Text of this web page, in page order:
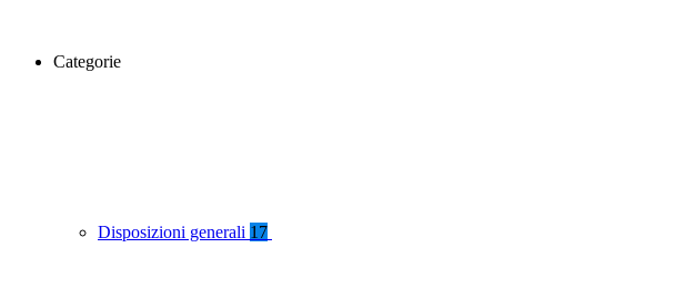
Categorie
Disposizioni generali 17